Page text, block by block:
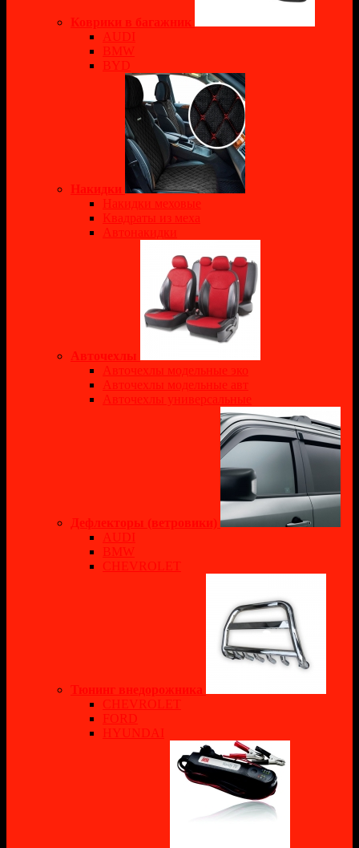
Коврики в багажник
AUDI
BMW
BYD
Накидки
Накидки меховые
Квадраты из меха
Автонакидки
Авточехлы
Авточехлы модельные эко
Авточехлы модельные авт
Авточехлы универсальные
Дефлекторы (ветровики)
AUDI
BMW
CHEVROLET
Тюнинг внедорожника
CHEVROLET
FORD
HYUNDAI